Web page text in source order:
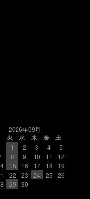
2026年09月
火 水 木 金
土
1
2 3 4
5
8 9 10 11
12
15 16 17 18
19
22 23 24 25
26
29 30